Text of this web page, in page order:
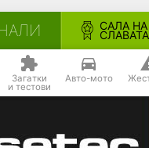
САЛА НА
СЛАВАТА
Загатки
и тестови
Авто-мото